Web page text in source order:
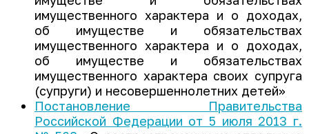
имущественного характера и о доходах,
об имуществе и обязательствах
имущественного характера и о доходах,
об имуществе и обязательствах
имущественного характера своих супруга
(супруги) и несовершеннолетних детей»
Постановление Правительства
Российской Федерации от 5 июля 2013 г.